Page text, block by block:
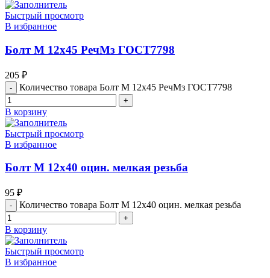
Быстрый просмотр
В избранное
Болт М 12х45 РечМз ГОСТ7798
205 ₽
Количество товара Болт М 12х45 РечМз ГОСТ7798
В корзину
Быстрый просмотр
В избранное
Болт М 12х40 оцин. мелкая резьба
95 ₽
Количество товара Болт М 12х40 оцин. мелкая резьба
В корзину
Быстрый просмотр
В избранное